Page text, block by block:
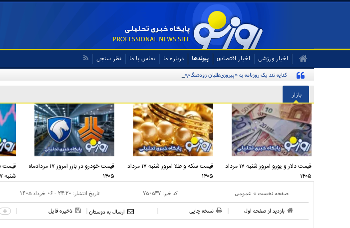
اخبار ورزشی اخبار اقتصادی پیوندها درباره ما تماس با ما نظر سنجی
کنایه تند یک روزنامه به «پیروزی‌طلبان زودهنگام» و مخاطبان اینترنشنال
بازار
قیمت دلار و یورو امروز شنبه ۱۷ مرداد
۱۴۰۵
قیمت سکه و طلا امروز شنبه ۱۷ مرداد
۱۴۰۵
قیمت خودرو در بازر امروز ۱۷ مردادماه
۱۴۰۵
قیمت
شنبه ۱۷ مرداد ۱۴۰۵
صفحه نخست » عمومی کد خبر:۷۵۰۵۳۷ تاریخ انتشار: ۲۳:۲۰ - ۰۶ خرداد ۱۴۰۵
بازدید از صفحه اول نسخه چاپی ارسال به دوستان ذخیره فایل